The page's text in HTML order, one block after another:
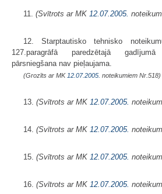
11. (Svītrots ar MK 12.07.2005.
12. Starptautisko tehnisko
127.paragrāfā paredzētajā
pārsniegšana nav pieļaujama.
(Grozīts ar MK 12.07.2005. noteikumiem Nr.518)
13. (Svītrots ar MK 12.07.2005.
14. (Svītrots ar MK 12.07.2005.
15. (Svītrots ar MK 12.07.2005.
16. (Svītrots ar MK 12.07.2005.